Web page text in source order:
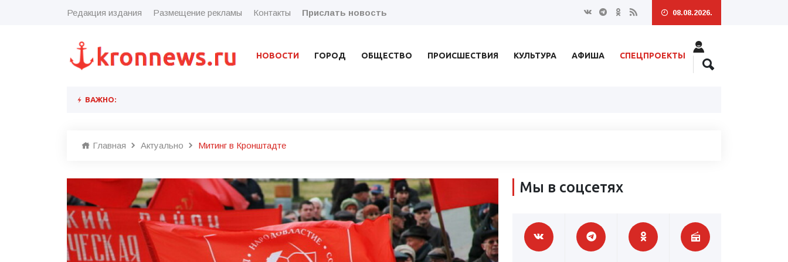
Редакция издания Размещение рекламы Контакты Прислать новость 08.08.2026.
НОВОСТИ ГОРОД ОБЩЕСТВО ПРОИСШЕСТВИЯ КУЛЬТУРА АФИША СПЕЦПРОЕКТЫ
ВАЖНО:
Главная Актуально Митинг в Кронштадте
Мы в соцсетях